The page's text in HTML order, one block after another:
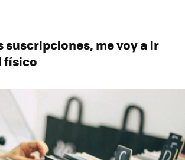
suscripciones, me voy a ir
físico